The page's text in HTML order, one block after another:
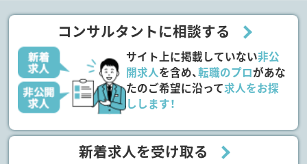
コンサルタントに相談する
サイト上に掲載していない非公
開求人を含め、転職のプロがあな
たのご希望に沿って求人をお探
しします！
新着求人を受け取る